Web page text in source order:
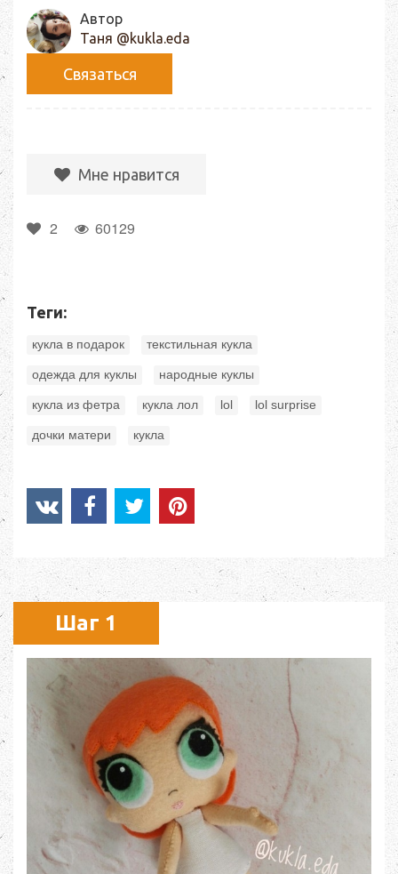
Автор
Таня @kukla.eda
Связаться
Мне нравится
2 60129
Теги:
кукла в подарок текстильная кукла
одежда для куклы народные куклы
кукла из фетра кукла лол lol lol surprise
дочки матери кукла
Шаг 1